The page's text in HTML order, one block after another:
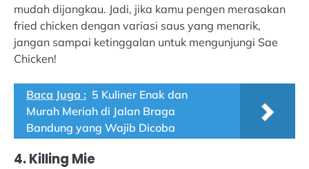
mudah dijangkau. Jadi, jika kamu pengen merasakan
fried chicken dengan variasi saus yang menarik,
jangan sampai ketinggalan untuk mengunjungi Sae
Chicken!
Baca Juga : 5 Kuliner Enak dan
Murah Meriah di Jalan Braga
Bandung yang Wajib Dicoba
4. Killing Mie